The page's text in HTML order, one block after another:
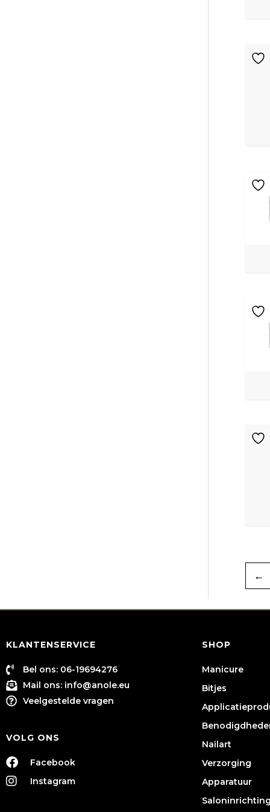
←
KLANTENSERVICE
Bel ons: 06-19694276
Mail ons: info@anole.eu
Veelgestelde vragen
VOLG ONS
Facebook
Instagram
SHOP
Manicure
Bitjes
Nailart
Verzorging
Apparatuur